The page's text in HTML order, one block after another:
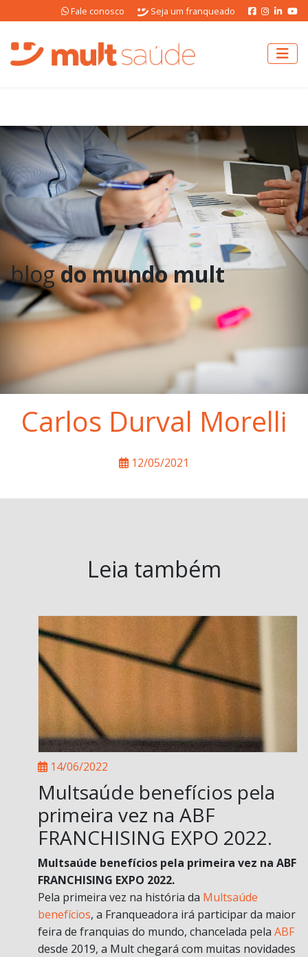
Fale conosco Seja um franqueado
blogdo mundo mult
Carlos Durval Morelli
12/05/2021
Leia também
14/06/2022
Multsaúde benefícios pela
primeira vez na ABF
FRANCHISING EXPO 2022.
Multsaúde benefícios pela primeira vez na ABF
FRANCHISING EXPO 2022.
Pela primeira vez na história da Multsaúde
benefícios, a Franqueadora irá participar da maior
feira de franquias do mundo, chancelada pela ABF
desde 2019, a Mult chegará com muitas novidades